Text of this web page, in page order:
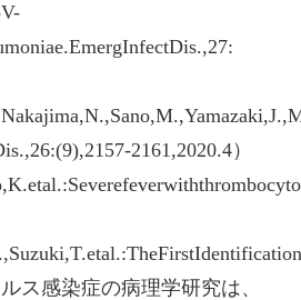
2161,2020.4）
ス感染症の病理学研究は、